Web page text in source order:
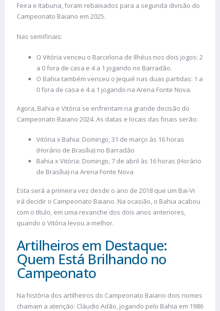
Feira e Itabuna, foram rebaixados para a segunda divisão do
Campeonato Baiano em 2025.
Nas semifinais:
O Vitória venceu o Barcelona de Ilhéus nos dois jogos: 2
a 0 fora de casa e 4 a 1 jogando no Barradão.
O Bahia também venceu o Jequié nas duas partidas: 1 a
0 fora de casa e 4 a 1 jogando na Arena Fonte Nova.
Agora, Bahia e Vitória se enfrentam na grande decisão do
Campeonato Baiano 2024. As datas e locais das finais serão:
Vitória x Bahia: Domingo, 31 de março às 16 horas
(Horário de Brasília) no Barradão
Bahia x Vitória: Domingo, 7 de abril às 16 horas (Horário
de Brasília) na Arena Fonte Nova
Esta será a primeira vez desde o ano de 2018 que um Bai-Vi
irá decidir o Campeonato Baiano. Na ocasião, o Bahia acabou
com o título, em uma revanche dos dois anos anteriores,
quando o Vitória levou a melhor.
Artilheiros em Destaque:
Quem Está Brilhando no
Campeonato
Na história dos artilheiros do Campeonato Baiano dois nomes
chamam a atenção: Cláudio Adão, jogando pelo Bahia em 1986